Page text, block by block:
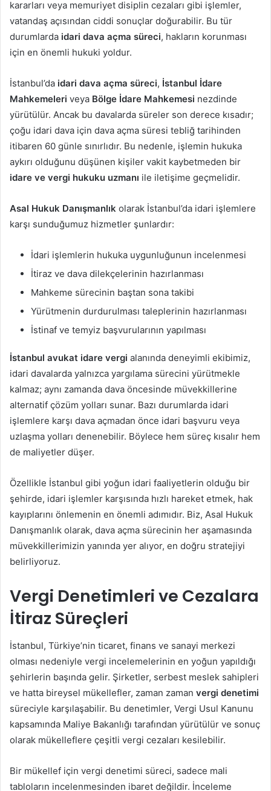
kararları veya memuriyet disiplin cezaları gibi işlemler,
vatandaş açısından ciddi sonuçlar doğurabilir. Bu tür
durumlarda idari dava açma süreci, hakların korunması
için en önemli hukuki yoldur.
İstanbul’da idari dava açma süreci, İstanbul İdare
Mahkemeleri veya Bölge İdare Mahkemesi nezdinde
yürütülür. Ancak bu davalarda süreler son derece kısadır;
çoğu idari dava için dava açma süresi tebliğ tarihinden
itibaren 60 günle sınırlıdır. Bu nedenle, işlemin hukuka
aykırı olduğunu düşünen kişiler vakit kaybetmeden bir
idare ve vergi hukuku uzmanı ile iletişime geçmelidir.
Asal Hukuk Danışmanlık olarak İstanbul’da idari işlemlere
karşı sunduğumuz hizmetler şunlardır:
İdari işlemlerin hukuka uygunluğunun incelenmesi
İtiraz ve dava dilekçelerinin hazırlanması
Mahkeme sürecinin baştan sona takibi
Yürütmenin durdurulması taleplerinin hazırlanması
İstinaf ve temyiz başvurularının yapılması
İstanbul avukat idare vergi alanında deneyimli ekibimiz,
idari davalarda yalnızca yargılama sürecini yürütmekle
kalmaz; aynı zamanda dava öncesinde müvekkillerine
alternatif çözüm yolları sunar. Bazı durumlarda idari
işlemlere karşı dava açmadan önce idari başvuru veya
uzlaşma yolları denenebilir. Böylece hem süreç kısalır hem
de maliyetler düşer.
Özellikle İstanbul gibi yoğun idari faaliyetlerin olduğu bir
şehirde, idari işlemler karşısında hızlı hareket etmek, hak
kayıplarını önlemenin en önemli adımıdır. Biz, Asal Hukuk
Danışmanlık olarak, dava açma sürecinin her aşamasında
müvekkillerimizin yanında yer alıyor, en doğru stratejiyi
belirliyoruz.
Vergi Denetimleri ve Cezalara
İtiraz Süreçleri
İstanbul, Türkiye’nin ticaret, finans ve sanayi merkezi
olması nedeniyle vergi incelemelerinin en yoğun yapıldığı
şehirlerin başında gelir. Şirketler, serbest meslek sahipleri
ve hatta bireysel mükellefler, zaman zaman vergi denetimi
süreciyle karşılaşabilir. Bu denetimler, Vergi Usul Kanunu
kapsamında Maliye Bakanlığı tarafından yürütülür ve sonuç
olarak mükelleflere çeşitli vergi cezaları kesilebilir.
Bir mükellef için vergi denetimi süreci, sadece mali
tabloların incelenmesinden ibaret değildir. İnceleme